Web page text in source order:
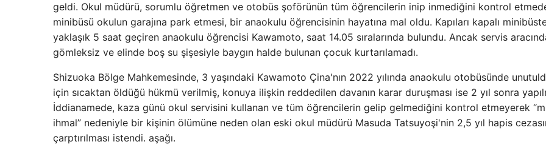
geldi. Okul müdürü, sorumlu öğretmen ve otobüs şoförünün tüm öğrencilerin inip inmediğini kontrol
minibüsü okulun garajına park etmesi, bir anaokulu öğrencisinin hayatına mal oldu. Kapıları kapalı
yaklaşık 5 saat geçiren anaokulu öğrencisi Kawamoto, saat 14.05 sıralarında bulundu. Ancak servis
gömleksiz ve elinde boş su şişesiyle baygın halde bulunan çocuk kurtarılamadı.
Shizuoka Bölge Mahkemesinde, 3 yaşındaki Kawamoto Çina'nın 2022 yılında anaokulu otobüsünde
için sıcaktan öldüğü hükmü verilmiş, konuya ilişkin reddedilen davanın karar duruşması ise 2 yıl sonra
İddianamede, kaza günü okul servisini kullanan ve tüm öğrencilerin gelip gelmediğini kontrol etmeyerek
ihmal” nedeniyle bir kişinin ölümüne neden olan eski okul müdürü Masuda Tatsuyoşi'nin 2,5 yıl hapis
çarptırılması istendi. aşağı.